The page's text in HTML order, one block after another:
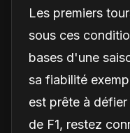
Les premiers
sous ces
bases d'une
sa fiabilité
est prête à
de F1, restez